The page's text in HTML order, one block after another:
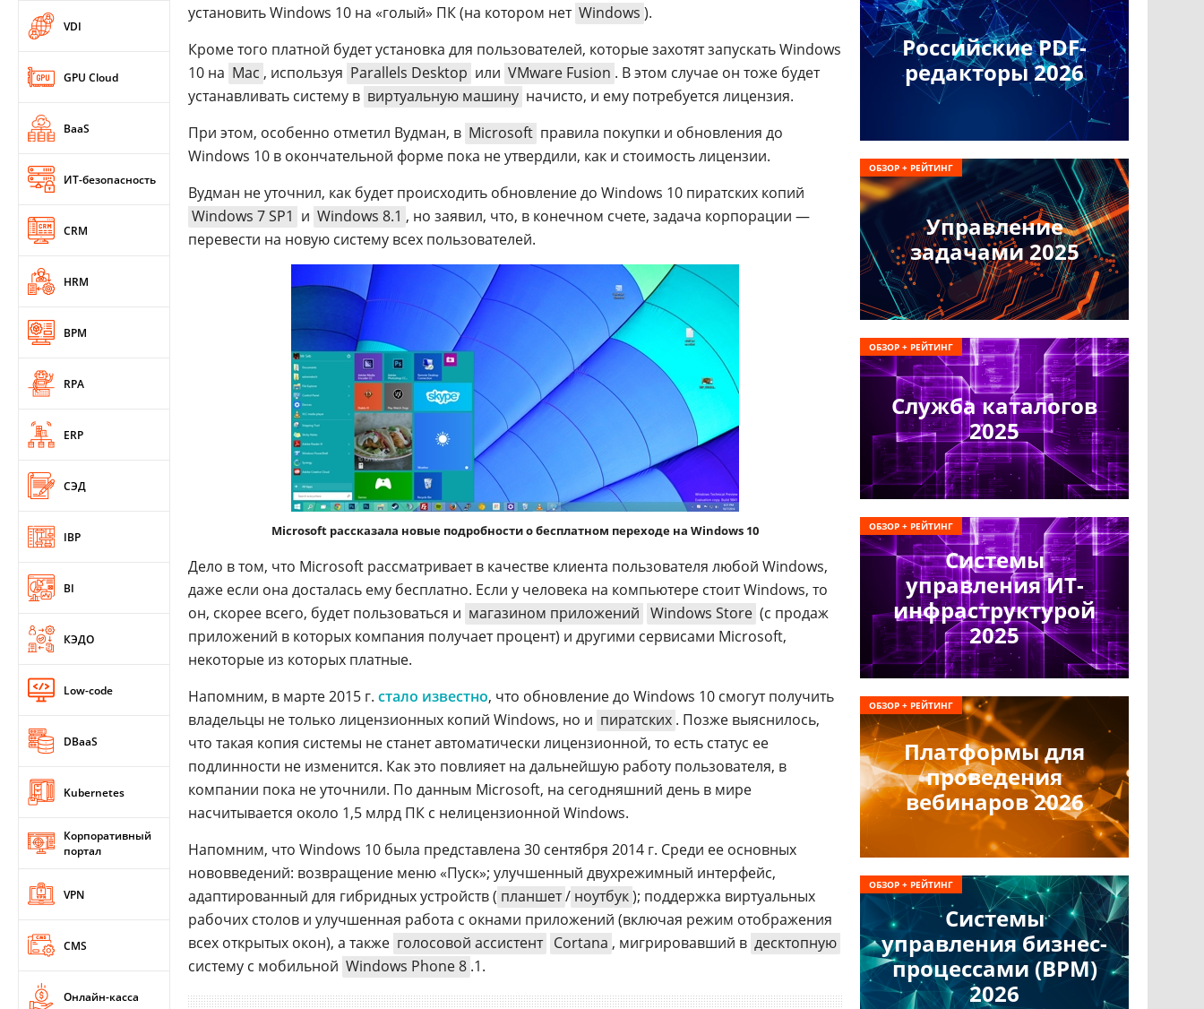
VDI
GPU Cloud
BaaS
ИТ-безопасность
CRM
HRM
BPM
RPA
ERP
СЭД
IBP
BI
КЭДО
Low-code
DBaaS
Kubernetes
Корпоративный
портал
VPN
CMS
Онлайн-касса
установить Windows 10 на «голый» ПК (на котором нет Windows ).
Кроме того платной будет установка для пользователей, которые захотят запускать Windows
10 на Mac , используя Parallels Desktop или VMware Fusion . В этом случае он тоже будет
устанавливать систему в виртуальную машину начисто, и ему потребуется лицензия.
При этом, особенно отметил Вудман, в Microsoft правила покупки и обновления до
Windows 10 в окончательной форме пока не утвердили, как и стоимость лицензии.
Вудман не уточнил, как будет происходить обновление до Windows 10 пиратских копий
Windows 7 SP1 и Windows 8.1 , но заявил, что, в конечном счете, задача корпорации —
перевести на новую систему всех пользователей.
Microsoft рассказала новые подробности о бесплатном переходе на Windows 10
Дело в том, что Microsoft рассматривает в качестве клиента пользователя любой Windows,
даже если она досталась ему бесплатно. Если у человека на компьютере стоит Windows, то
он, скорее всего, будет пользоваться и магазином приложений Windows Store (с продаж
приложений в которых компания получает процент) и другими сервисами Microsoft,
некоторые из которых платные.
Напомним, в марте 2015 г. стало известно, что обновление до Windows 10 смогут получить
владельцы не только лицензионных копий Windows, но и пиратских . Позже выяснилось,
что такая копия системы не станет автоматически лицензионной, то есть статус ее
подлинности не изменится. Как это повлияет на дальнейшую работу пользователя, в
компании пока не уточнили. По данным Microsoft, на сегодняшний день в мире
насчитывается около 1,5 млрд ПК с нелицензионной Windows.
Напомним, что Windows 10 была представлена 30 сентября 2014 г. Среди ее основных
нововведений: возвращение меню «Пуск»; улучшенный двухрежимный интерфейс,
адаптированный для гибридных устройств ( планшет/ ноутбук); поддержка виртуальных
рабочих столов и улучшенная работа с окнами приложений (включая режим отображения
всех открытых окон), а также голосовой ассистент Cortana , мигрировавший в десктопную
систему с мобильной Windows Phone 8 .1.
Российские PDF-
редакторы 2026
Управление
задачами 2025
ОБЗОР + РЕЙТИНГ
Служба каталогов
2025
ОБЗОР + РЕЙТИНГ
Системы
управления ИТ-
инфраструктурой
2025
ОБЗОР + РЕЙТИНГ
Платформы для
проведения
вебинаров 2026
ОБЗОР + РЕЙТИНГ
Системы
управления бизнес-
процессами (BPM)
2026
ОБЗОР + РЕЙТИНГ